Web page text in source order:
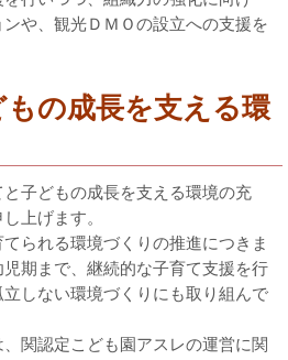
や、観光ＤＭＯの設立への支援を
の成長を支える環
子どもの成長を支える環境の充
上げます。
られる環境づくりの推進につきま
期まで、継続的な子育て支援を行
しない環境づくりにも取り組んで
関認定こども園アスレの運営に関